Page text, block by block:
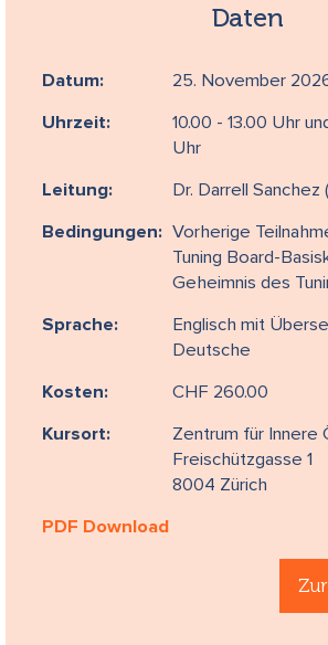
Daten
Datum: 25. November
Uhrzeit:
10.00 - 13.00 Uhr
Uhr
Leitung: Dr. Darrell Sanchez
Bedingungen: Vorherige
Tuning Board-
Geheimnis des
Sprache:
Englisch mit
Deutsche
Kosten: CHF 260.00
Kursort:
Zentrum für Innere
Freischützgasse 1
8004 Zürich
PDF Download